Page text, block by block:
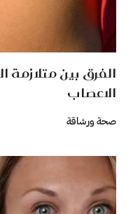
الفرق بين متلازمة
الاعصاب
صحة ورشاقة